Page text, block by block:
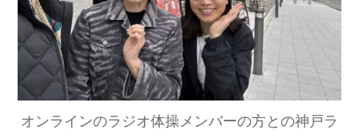
オンラインのラジオ体操メンバーの方との神戸ラ